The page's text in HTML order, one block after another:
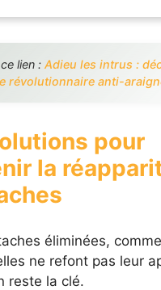
lien : Adieu les intrus :
révolutionnaire anti-
pour
la
éliminées,
ne refont pas leur
reste la clé.